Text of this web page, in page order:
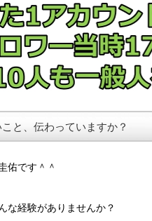
と、伝わっていますか？
佑です＾＾
な経験がありませんか？